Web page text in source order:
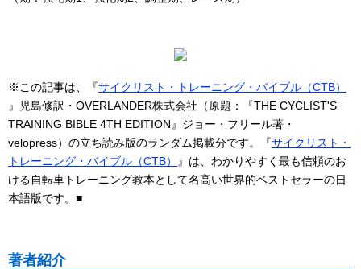
※この記事は、『サイクリスト・トレーニング・バイブル（CTB）
』児島修訳・OVERLANDER株式会社（原題：『THE CYCLIST'S
TRAINING BIBLE 4TH EDITION』ジョー・フリール著・
velopress）の立ち読み版のランダム掲載分です。『サイクリスト・
トレーニング・バイブル（CTB）
』は、わかりやすく最も信頼のお
ける自転車トレーニング教本として名高い世界的ベストセラーの日
本語版です。■
著者紹介